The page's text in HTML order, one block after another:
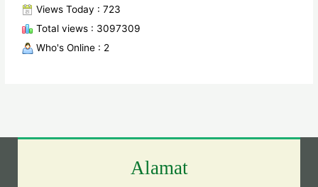
Views Today : 723
Total views : 3097309
Who's Online : 2
Alamat